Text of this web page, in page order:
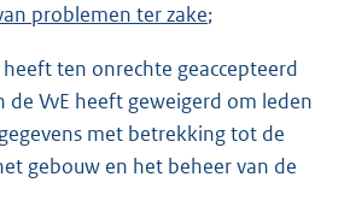
problemen ter zake;
ten onrechte geaccepteerd
de VvE heeft geweigerd om leden
met betrekking tot de
gebouw en het beheer van de